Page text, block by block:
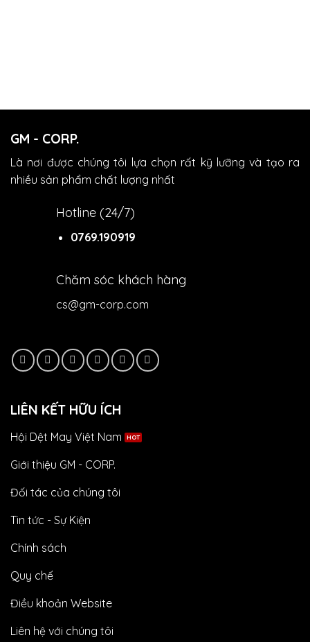
GM - CORP.
Là nơi được chúng tôi lựa chọn rất kỹ lưỡng và tạo ra
nhiều sản phẩm chất lượng nhất
Hotline (24/7)
0769.190919
Chăm sóc khách hàng
cs@gm-corp.com
LIÊN KẾT HỮU ÍCH
Hội Dệt May Việt Nam
Giới thiệu GM - CORP.
Đối tác của chúng tôi
Tin tức - Sự Kiện
Chính sách
Quy chế
Điều khoản Website
Liên hệ với chúng tôi